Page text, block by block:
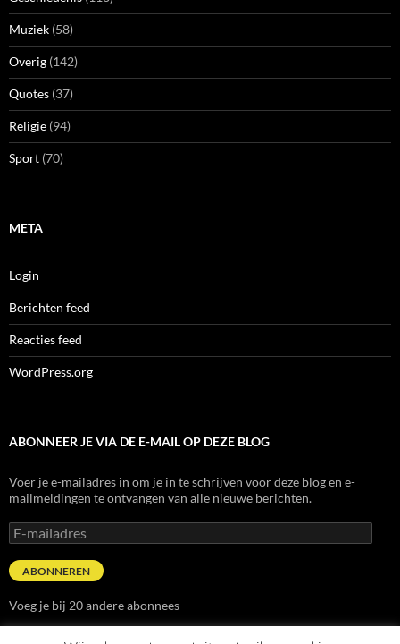
Muziek (58)
Overig (142)
Quotes (37)
Religie (94)
Sport (70)
META
Login
Berichten feed
Reacties feed
WordPress.org
ABONNEER JE VIA DE E-MAIL OP DEZE BLOG
Voer je e-mailadres in om je in te schrijven voor deze blog en e-
mailmeldingen te ontvangen van alle nieuwe berichten.
E-
mailadres
ABONNEREN
Voeg je bij 20 andere abonnees